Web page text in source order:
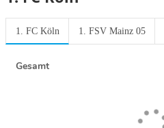
1. FC Köln 1. FSV Mainz 05
Gesamt